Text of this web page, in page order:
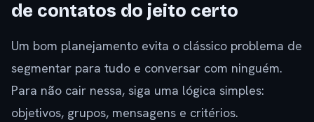
de contatos do jeito certo
Um bom planejamento evita o clássico problema de
segmentar para tudo e conversar com ninguém.
Para não cair nessa, siga uma lógica simples:
objetivos, grupos, mensagens e critérios.